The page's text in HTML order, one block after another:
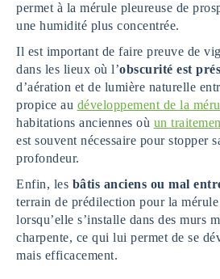
permet à la mérule pleureuse de
une humidité plus concentrée.
Il est important de faire preuve de
dans les lieux où l’obscurité est
d’aération et de lumière naturelle
propice au développement de la
habitations anciennes où un
est souvent nécessaire pour stopper
profondeur.
Enfin, les bâtis anciens ou mal
terrain de prédilection pour la
lorsqu’elle s’installe dans des murs
charpente, ce qui lui permet de se
mais efficacement.